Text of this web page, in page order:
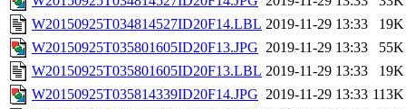
W20150925T034814527ID20F14.LBL 2019-11-29 13:33
19K
W20150925T035801605ID20F13.JPG 2019-11-29 13:33
55K
W20150925T035801605ID20F13.LBL 2019-11-29 13:33
19K
W20150925T035814339ID20F14.JPG 2019-11-29 13:33 113K